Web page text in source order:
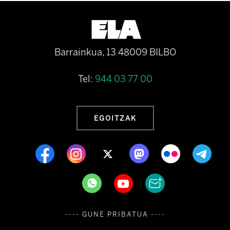
Barrainkua, 13 48009 BILBO
Tel: 944 03 77 00
EGOITZAK
---- GUNE PRIBATUA ----